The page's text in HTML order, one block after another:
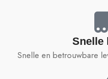
Snelle
Snelle en betrouwbare